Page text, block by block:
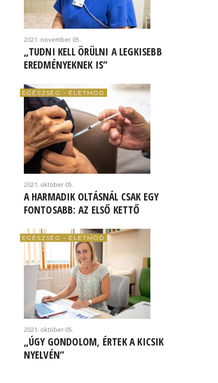
2021. november 05.
„TUDNI KELL ÖRÜLNI A LEGKISEBB
EREDMÉNYEKNEK IS”
EGÉSZSÉG - ÉLETMÓD
2021. október 05.
A HARMADIK OLTÁSNÁL CSAK EGY
FONTOSABB: AZ ELSŐ KETTŐ
EGÉSZSÉG - ÉLETMÓD
2021. október 05.
„ÚGY GONDOLOM, ÉRTEK A KICSIK
NYELVÉN”